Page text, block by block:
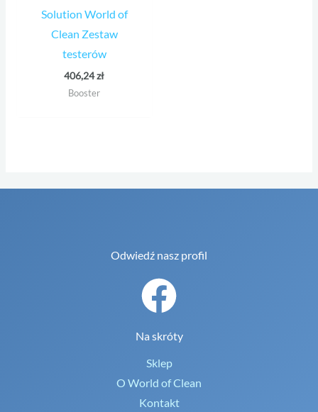
Solution World of
Clean Zestaw
testerów
406,24zł
Booster
Odwiedź nasz profil
Na skróty
Sklep
O World of Clean
Kontakt